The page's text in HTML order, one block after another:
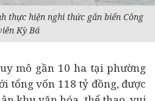
thực hiện nghi thức gắn biển Công
Kỳ Bá
mô gần 10 ha tại phường
tổng vốn 118 tỷ đồng, được